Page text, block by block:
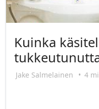
Kuinka
Jake Salmelainen • 4